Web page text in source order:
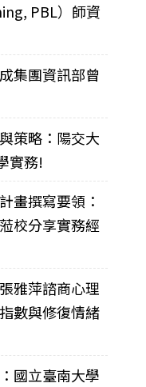
PBL）師資
集團資訊部曾
策略：陽交大
實務!
畫撰寫要領：
校分享實務經
雅萍諮商心理
數與修復情緒
國立臺南大學